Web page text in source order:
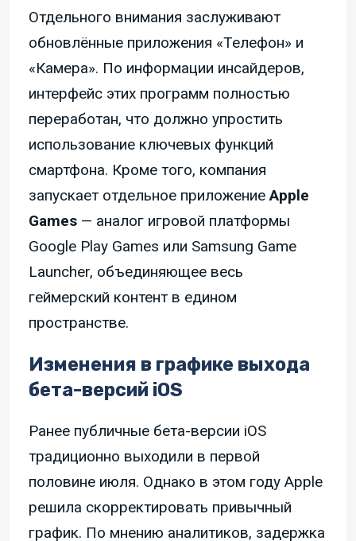
Отдельного внимания заслуживают
обновлённые приложения «Телефон» и
«Камера». По информации инсайдеров,
интерфейс этих программ полностью
переработан, что должно упростить
использование ключевых функций
смартфона. Кроме того, компания
запускает отдельное приложениеApple
Games — аналог игровой платформы
Google Play Games или Samsung Game
Launcher, объединяющее весь
геймерский контент в едином
пространстве.
Изменения в графике выхода
бета-версий iOS
Ранее публичные бета-версии iOS
традиционно выходили в первой
половине июля. Однако в этом году Apple
решила скорректировать привычный
график. По мнению аналитиков, задержка